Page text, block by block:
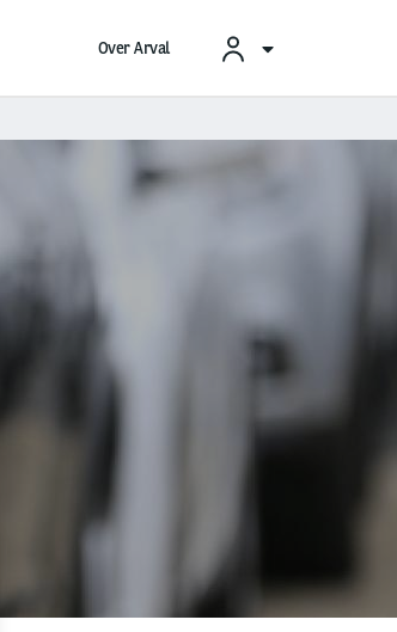
Over Arval